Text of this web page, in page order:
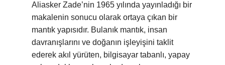
Aliasker Zade’nin 1965 yılında yayınladığı bir
makalenin sonucu olarak ortaya çıkan bir
mantık yapısıdır. Bulanık mantık, insan
davranışlarını ve doğanın işleyişini taklit
ederek akıl yürüten, bilgisayar tabanlı, yapay